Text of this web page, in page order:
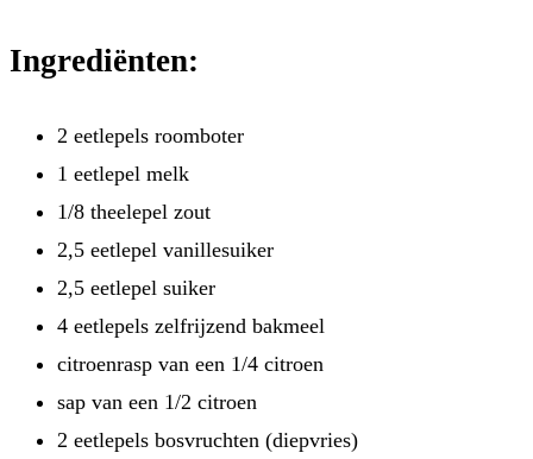
Ingrediënten:
2 eetlepels roomboter
1 eetlepel melk
1/8 theelepel zout
2,5 eetlepel vanillesuiker
2,5 eetlepel suiker
4 eetlepels zelfrijzend bakmeel
citroenrasp van een 1/4 citroen
sap van een 1/2 citroen
2 eetlepels bosvruchten (diepvries)